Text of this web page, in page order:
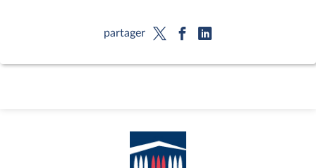
partager